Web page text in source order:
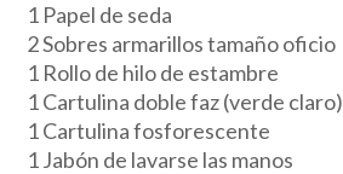
1 Papel de seda
2 Sobres armarillos tamaño oficio
1 Rollo de hilo de estambre
1 Cartulina doble faz (verde claro)
1 Cartulina fosforescente
1 Jabón de lavarse las manos